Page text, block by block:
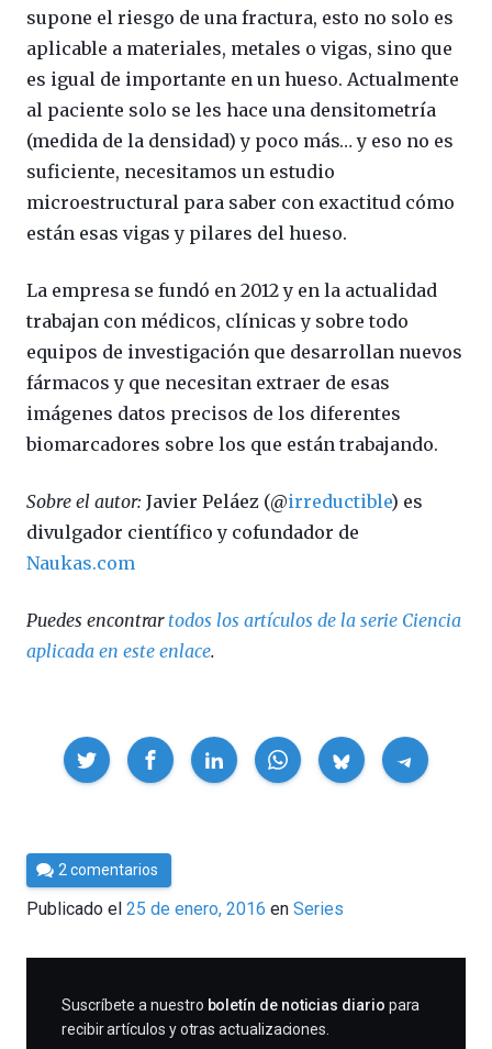
supone el riesgo de una fractura, esto no solo es
aplicable a materiales, metales o vigas, sino que
es igual de importante en un hueso. Actualmente
al paciente solo se les hace una densitometría
(medida de la densidad) y poco más… y eso no es
suficiente, necesitamos un estudio
microestructural para saber con exactitud cómo
están esas vigas y pilares del hueso.
La empresa se fundó en 2012 y en la actualidad
trabajan con médicos, clínicas y sobre todo
equipos de investigación que desarrollan nuevos
fármacos y que necesitan extraer de esas
imágenes datos precisos de los diferentes
biomarcadores sobre los que están trabajando.
Sobre el autor: Javier Peláez (@irreductible) es
divulgador científico y cofundador de
Naukas.com
Puedes encontrar todos los artículos de la serie Ciencia
aplicada en este enlace.
Compartir
Por
Cultura
Cientifica
2 comentarios
Publicado el 25 de enero, 2016 en Series
SUSCRIBIRME
Suscríbete a nuestro boletín de noticias diario para
recibir artículos y otras actualizaciones.